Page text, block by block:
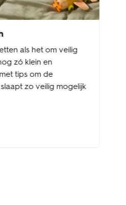
als het om veilig
zó klein en
tips om de
zo veilig mogelijk